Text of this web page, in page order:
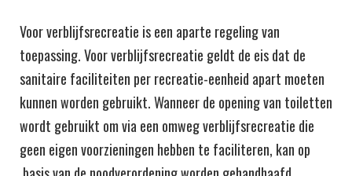
Voor verblijfsrecreatie is een aparte regeling van
toepassing. Voor verblijfsrecreatie geldt de eis dat de
sanitaire faciliteiten per recreatie-eenheid apart moeten
kunnen worden gebruikt. Wanneer de opening van toiletten
wordt gebruikt om via een omweg verblijfsrecreatie die
geen eigen voorzieningen hebben te faciliteren, kan op